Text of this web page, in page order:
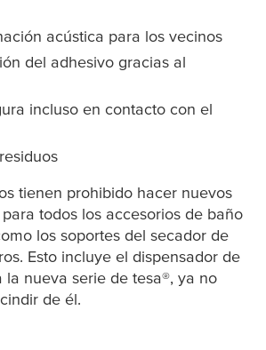
acústica para los vecinos
del adhesivo gracias al
incluso en contacto con el
tienen prohibido hacer nuevos
todos los accesorios de baño
los soportes del secador de
Esto incluye el dispensador de
la nueva serie de tesa®, ya no
de él.